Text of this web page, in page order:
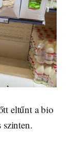
eltűnt a bio
szinten.